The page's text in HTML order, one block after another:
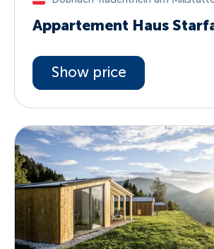
Appartement Haus
Show price